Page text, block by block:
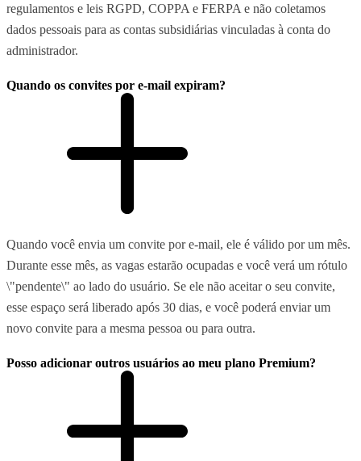
regulamentos e leis RGPD, COPPA e FERPA e não coletamos
dados pessoais para as contas subsidiárias vinculadas à conta do
administrador.
Quando os convites por e-mail expiram?
Quando você envia um convite por e-mail, ele é válido por um mês.
Durante esse mês, as vagas estarão ocupadas e você verá um rótulo
\"pendente\" ao lado do usuário. Se ele não aceitar o seu convite,
esse espaço será liberado após 30 dias, e você poderá enviar um
novo convite para a mesma pessoa ou para outra.
Posso adicionar outros usuários ao meu plano Premium?